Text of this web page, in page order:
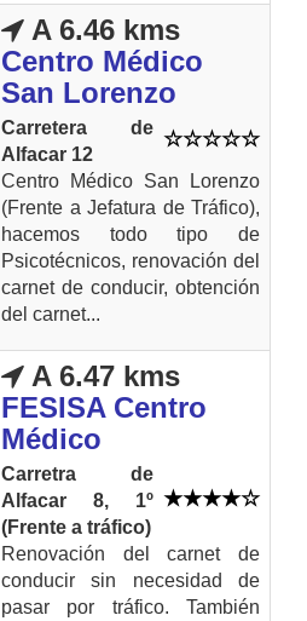
A 6.46 kms
Centro Médico
San Lorenzo
Carretera de
Alfacar 12
Centro Médico San Lorenzo
(Frente a Jefatura de Tráfico),
hacemos todo tipo de
Psicotécnicos, renovación del
carnet de conducir, obtención
del carnet...
A 6.47 kms
FESISA Centro
Médico
Carretra de
Alfacar 8, 1º
(Frente a tráfico)
Renovación del carnet de
conducir sin necesidad de
pasar por tráfico. También